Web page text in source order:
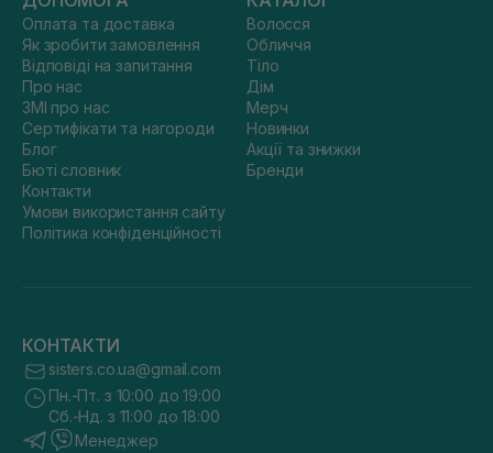
Оплата та доставка
Як зробити замовлення
Відповіді на запитання
Про нас
ЗМІ про нас
Сертифікати та нагороди
Блог
Бюті словник
Контакти
Умови використання сайту
Політика конфіденційності
Волосся
Обличчя
Тіло
Дім
Мерч
Новинки
Акції та знижки
Бренди
КОНТАКТИ
sisters.co.ua@gmail.com
Пн.-Пт. з 10:00 до 19:00
Сб.-Нд. з 11:00 до 18:00
Менеджер